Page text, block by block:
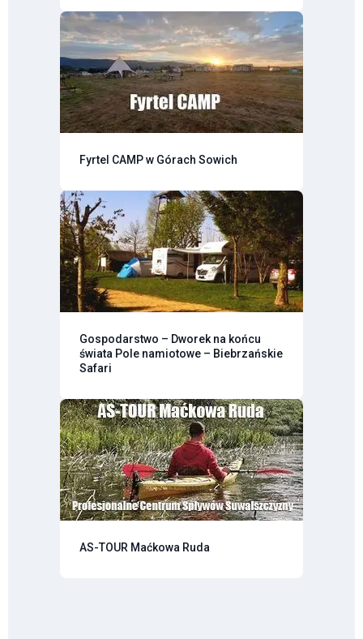
Fyrtel CAMP w Górach Sowich
Gospodarstwo – Dworek na końcu
świata Pole namiotowe – Biebrzańskie
Safari
AS-TOUR Maćkowa Ruda